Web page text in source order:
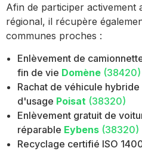
Afin de participer activement
régional, il récupère
communes proches :
Enlèvement de
fin de vie Domène (38420)
Rachat de véhicule
d'usage Poisat (38320)
Enlèvement gratuit de
réparable Eybens (38320)
Recyclage certifié ISO